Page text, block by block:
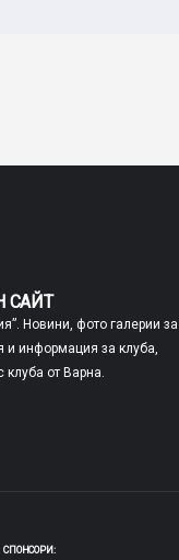
САЙТ
Новини, фото галерии за
и информация за клуба,
клуба от Варна.
СПОНСОРИ: